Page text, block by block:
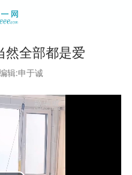
然全部都是爱
辑:申于诚